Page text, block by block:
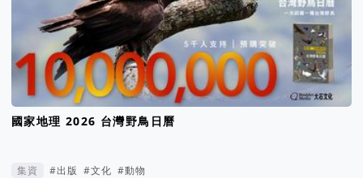
國家地理 2026 台灣野鳥日曆
集資 #出版 #文化 #動物